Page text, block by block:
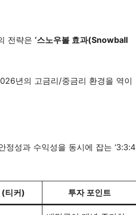
전략은 ‘스노우볼 효과(Snowball
년의 고금리/중금리 환경을 역이
성과 수익성을 동시에 잡는 ‘3:3:4
(티커) 투자 포인트